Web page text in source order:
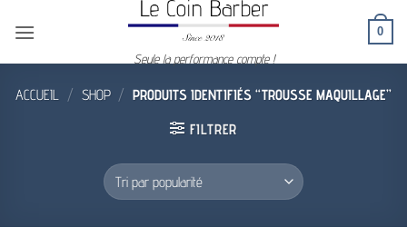
Seule la performance compte !
0
ACCUEIL / SHOP / PRODUITS IDENTIFIÉS “TROUSSE MAQUILLAGE”
FILTRER